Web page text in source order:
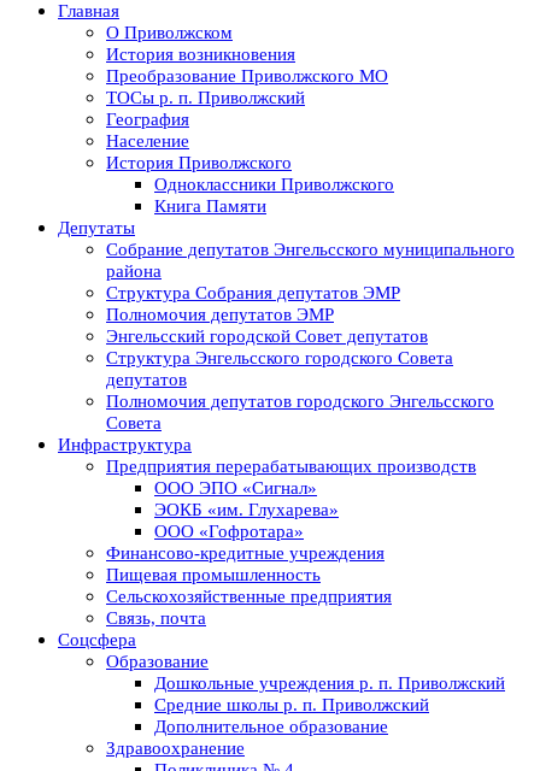
Главная
О Приволжском
История возникновения
Преобразование Приволжского МО
ТОСы р. п. Приволжский
География
Население
История Приволжского
Одноклассники Приволжского
Книга Памяти
Депутаты
Собрание депутатов Энгельсского муниципального
района
Структура Собрания депутатов ЭМР
Полномочия депутатов ЭМР
Энгельсский городской Совет депутатов
Структура Энгельсского городского Совета
депутатов
Полномочия депутатов городского Энгельсского
Совета
Инфраструктура
Предприятия перерабатывающих производств
ООО ЭПО «Сигнал»
ЭОКБ «им. Глухарева»
ООО «Гофротара»
Финансово-кредитные учреждения
Пищевая промышленность
Сельскохозяйственные предприятия
Связь, почта
Соцсфера
Образование
Дошкольные учреждения р. п. Приволжский
Средние школы р. п. Приволжский
Дополнительное образование
Здравоохранение